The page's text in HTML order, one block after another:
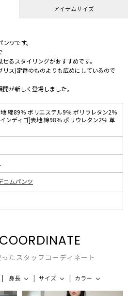
アイテムサイズ
ツです。
るスタイリングがおすすめです。
リス)定番のものよりも広めにしているので
が新しく登場しました。
:綿89％ ポリエステル9％ ポリウレタン2％
ンディゴ]表地:綿98％ ポリウレタン2％ 革
ニムパンツ
たスタッフコーディネート
身長 サイズ カラー